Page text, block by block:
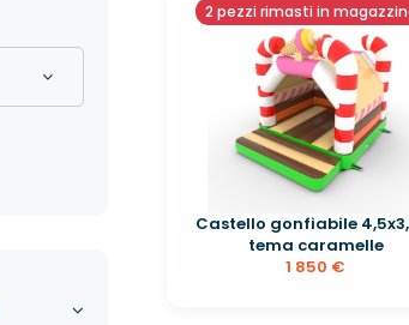
2 pezzi rimasti in
Castello gonfiabile
tema caramelle
1 850 €